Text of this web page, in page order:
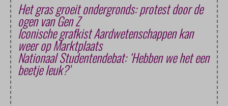
Het gras groeit ondergronds: protest door de
ogen van Gen Z
Iconische grafkist Aardwetenschappen kan
weer op Marktplaats
Nationaal Studentendebat: ‘Hebben we het een
beetje leuk?’